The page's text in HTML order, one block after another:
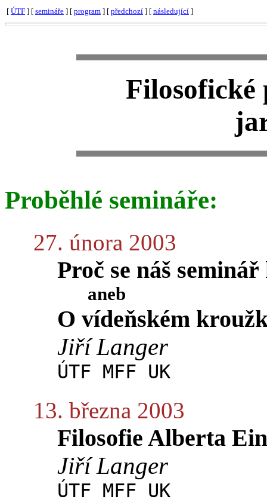
[ ÚTF ] [ semináře ] [ program ] [ předchozí ] [ následující ]
Filosofické
Proběhlé semináře:
27. února 2003
Proč se náš
aneb
O vídeňském
Jiří Langer
ÚTF MFF UK
13. března 2003
Filosofie Alberta
Jiří Langer
ÚTF MFF UK